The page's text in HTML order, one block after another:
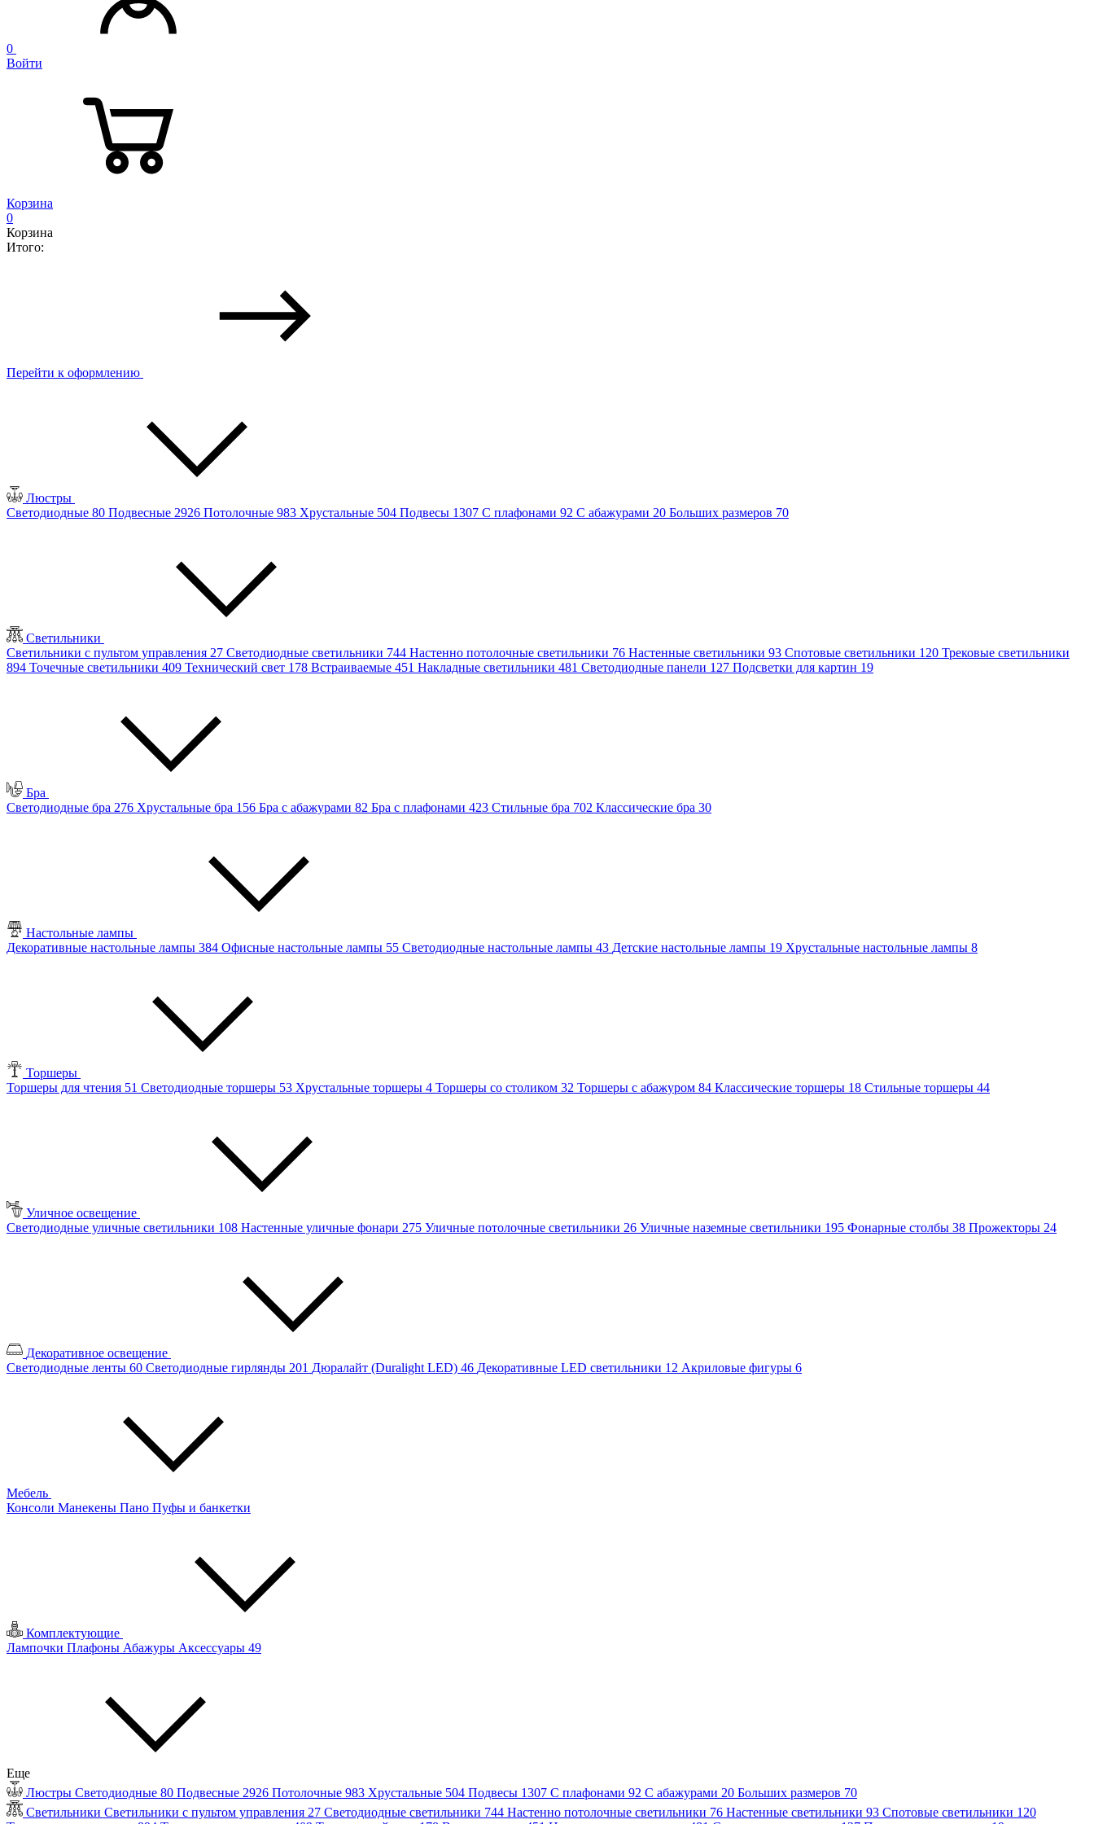
0
Войти
Корзина
0
Корзина
Итого:
Перейти к оформлению
Люстры
Светодиодные 80 Подвесные 2926 Потолочные 983 Хрустальные 504 Подвесы 1307 С плафонами 92 С абажурами 20 Больших размеров 70
Светильники
Светильники с пультом управления 27 Светодиодные светильники 744 Настенно потолочные светильники 76 Настенные светильники 93 Спотовые светильники 120 Трековые светильники
894 Точечные светильники 409 Технический свет 178 Встраиваемые 451 Накладные светильники 481 Светодиодные панели 127 Подсветки для картин 19
Бра
Светодиодные бра 276 Хрустальные бра 156 Бра с абажурами 82 Бра с плафонами 423 Стильные бра 702 Классические бра 30
Настольные лампы
Декоративные настольные лампы 384 Офисные настольные лампы 55 Светодиодные настольные лампы 43 Детские настольные лампы 19 Хрустальные настольные лампы 8
Торшеры
Торшеры для чтения 51 Светодиодные торшеры 53 Хрустальные торшеры 4 Торшеры со столиком 32 Торшеры с абажуром 84 Классические торшеры 18 Стильные торшеры 44
Уличное освещение
Светодиодные уличные светильники 108 Настенные уличные фонари 275 Уличные потолочные светильники 26 Уличные наземные светильники 195 Фонарные столбы 38 Прожекторы 24
Декоративное освещение
Светодиодные ленты 60 Светодиодные гирлянды 201 Дюралайт (Duralight LED) 46 Декоративные LED светильники 12 Акриловые фигуры 6
Мебель
Консоли Манекены Пано Пуфы и банкетки
Комплектующие
Лампочки Плафоны Абажуры Аксессуары 49
Еще
Люстры Светодиодные 80 Подвесные 2926 Потолочные 983 Хрустальные 504 Подвесы 1307 С плафонами 92 С абажурами 20 Больших размеров 70
Светильники Светильники с пультом управления 27 Светодиодные светильники 744 Настенно потолочные светильники 76 Настенные светильники 93 Спотовые светильники 120